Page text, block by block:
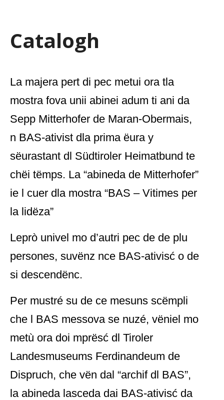
Catalogh
La majera pert di pec metui ora tla
mostra fova unii abinei adum ti ani da
Sepp Mitterhofer de Maran-Obermais,
n BAS-ativist dla prima ëura y
sëurastant dl Südtiroler Heimatbund te
chëi tëmps. La “abineda de Mitterhofer”
ie l cuer dla mostra “BAS – Vitimes per
la lidëza”
Leprò univel mo d’autri pec de de plu
persones, suvënz nce BAS-ativisć o de
si descendënc.
Per mustré su de ce mesuns scëmpli
che l BAS messova se nuzé, vëniel mo
metù ora doi mprësć dl Tiroler
Landesmuseums Ferdinandeum de
Dispruch, che vën dal “archif dl BAS”,
la abineda lasceda dai BAS-ativisć da